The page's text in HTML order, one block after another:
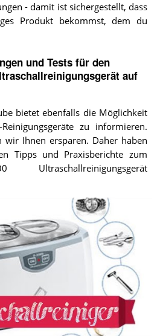
- damit ist sichergestellt, dass
Produkt bekommst, dem du
und Tests für den
auf
bietet ebenfalls die Möglichkeit
zu informieren.
wir Ihnen ersparen. Daher haben
Tipps und Praxisberichte zum
Ultraschallreinigungsgerät